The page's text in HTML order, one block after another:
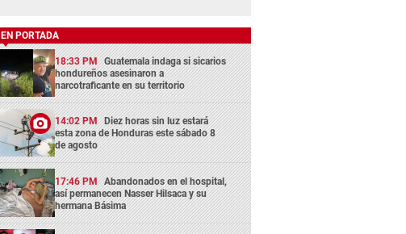
EN PORTADA
18:33 PM Guatemala indaga si sicarios
hondureños asesinaron a
narcotraficante en su territorio
14:02 PM Diez horas sin luz estará
esta zona de Honduras este sábado 8
de agosto
17:46 PM Abandonados en el hospital,
así permanecen Nasser Hilsaca y su
hermana Básima